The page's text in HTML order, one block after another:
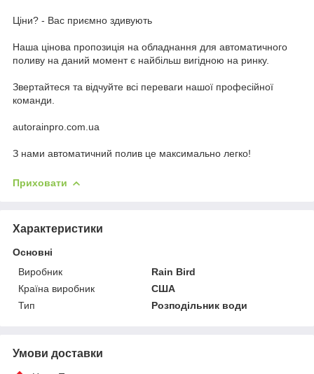
Ціни? - Вас приємно здивують
Наша цінова пропозиція на обладнання для автоматичного
поливу на даний момент є найбільш вигідною на ринку.
Звертайтеся та відчуйте всі переваги нашої професійної
команди.
autorainpro.com.ua
З нами автоматичний полив це максимально легко!
Приховати
Характеристики
Основні
Виробник
Rain Bird
Країна виробник
США
Тип
Розподільник води
Умови доставки